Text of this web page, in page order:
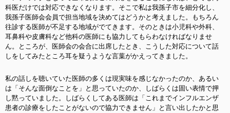
科医だけでは対応できなくなります。そこで私は我孫子市を細分化し、
我孫子医師会会員で担当地域を決めてはどうかと考えました。もちろん
往診する医師が不足する地域がでてきます。そのときは小児科や外科、
耳鼻科や皮膚科など他科の医師にも協力してもらわなければなりませ
ん。ところが、医師会の会合に出席したとき、こうした対応について話
しをしてみたところ耳を疑うような言葉がかえってきました。
私の話しを聴いていた医師の多くは現実味を感じなかったのか、あるい
は「そんな面倒なことを」と思っていたのか、しばらくは固い表情で押
し黙っていました。しばらくしてある医師は「これまでインフルエンザ
患者の診療をしたことがないので協力できません」と言い出したかと思